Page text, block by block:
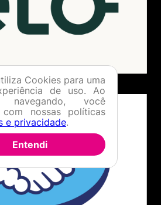
Cookies para uma
de uso. Ao
navegando, você
com nossas políticas
e privacidade.
Entendi